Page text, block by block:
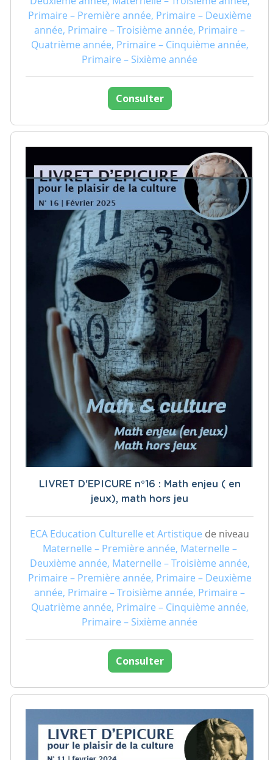
Primaire – Première année, Primaire – Deuxième
année, Primaire – Troisième année, Primaire –
Quatrième année, Primaire – Cinquième année,
Primaire – Sixième année
Consulter
LIVRET D'EPICURE n°16 : Math enjeu ( en
jeux), math hors jeu
ECA Education Culturelle et Artistique de niveau
Maternelle – Première année, Maternelle –
Deuxième année, Maternelle – Troisième année,
Primaire – Première année, Primaire – Deuxième
année, Primaire – Troisième année, Primaire –
Quatrième année, Primaire – Cinquième année,
Primaire – Sixième année
Consulter